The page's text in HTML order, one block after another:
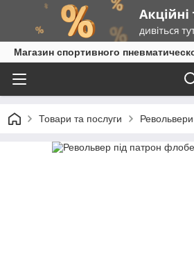
Магазин спортивного
Товари та послуги